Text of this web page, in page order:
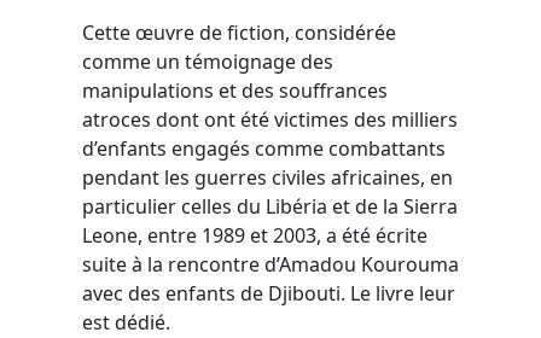
Cette œuvre de fiction, considérée
comme un témoignage des
manipulations et des souffrances
atroces dont ont été victimes des milliers
d’enfants engagés comme combattants
pendant les guerres civiles africaines, en
particulier celles du Libéria et de la Sierra
Leone, entre 1989 et 2003, a été écrite
suite à la rencontre d’Amadou Kourouma
avec des enfants de Djibouti. Le livre leur
est dédié.